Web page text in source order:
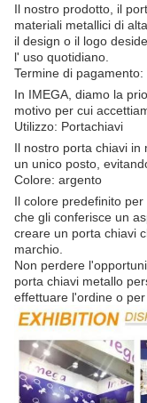
Il nostro prodotto, il
materiali metallici di
il design o il logo
l' uso quotidiano.
Termine di pagamento:
In IMEGA, diamo la
motivo per cui
Utilizzo: Portachiavi
Il nostro porta chiavi in
un unico posto,
Colore: argento
Il colore predefinito
che gli conferisce un
creare un porta chiavi
marchio.
Non perdere
porta chiavi metallo
effettuare l'ordine o